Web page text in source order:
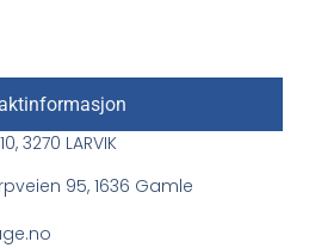
3270 LARVIK
95, 1636 Gamle